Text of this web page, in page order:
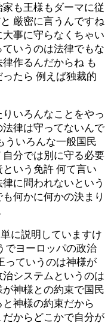
も王様もダーマに従
厳密に言うんですね
事に守らなくちゃい
いうのは法律でもな
作るんだからね も
たら 例えば独裁的
いろんなことをやっ
律は守ってないんで
ういろんな一般国民
分では別に守る必要
いう免許 何て言い
に問われないという
何かに何かの決まり
に説明していますけ
でヨーロッパの政治
っていうのは神様が
システムというのは
神様との約束で国民
神様の約束だから
からどこかで自分が